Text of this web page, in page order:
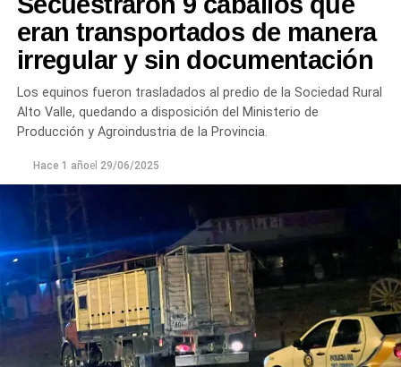
eran transportados de manera
irregular y sin documentación
Los equinos fueron trasladados al predio de la Sociedad Rural
Alto Valle, quedando a disposición del Ministerio de
Producción y Agroindustria de la Provincia.
Hace 1 añoel 29/06/2025